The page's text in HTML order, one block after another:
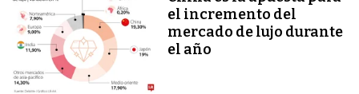
el incremento del
mercado de lujo durante
el año